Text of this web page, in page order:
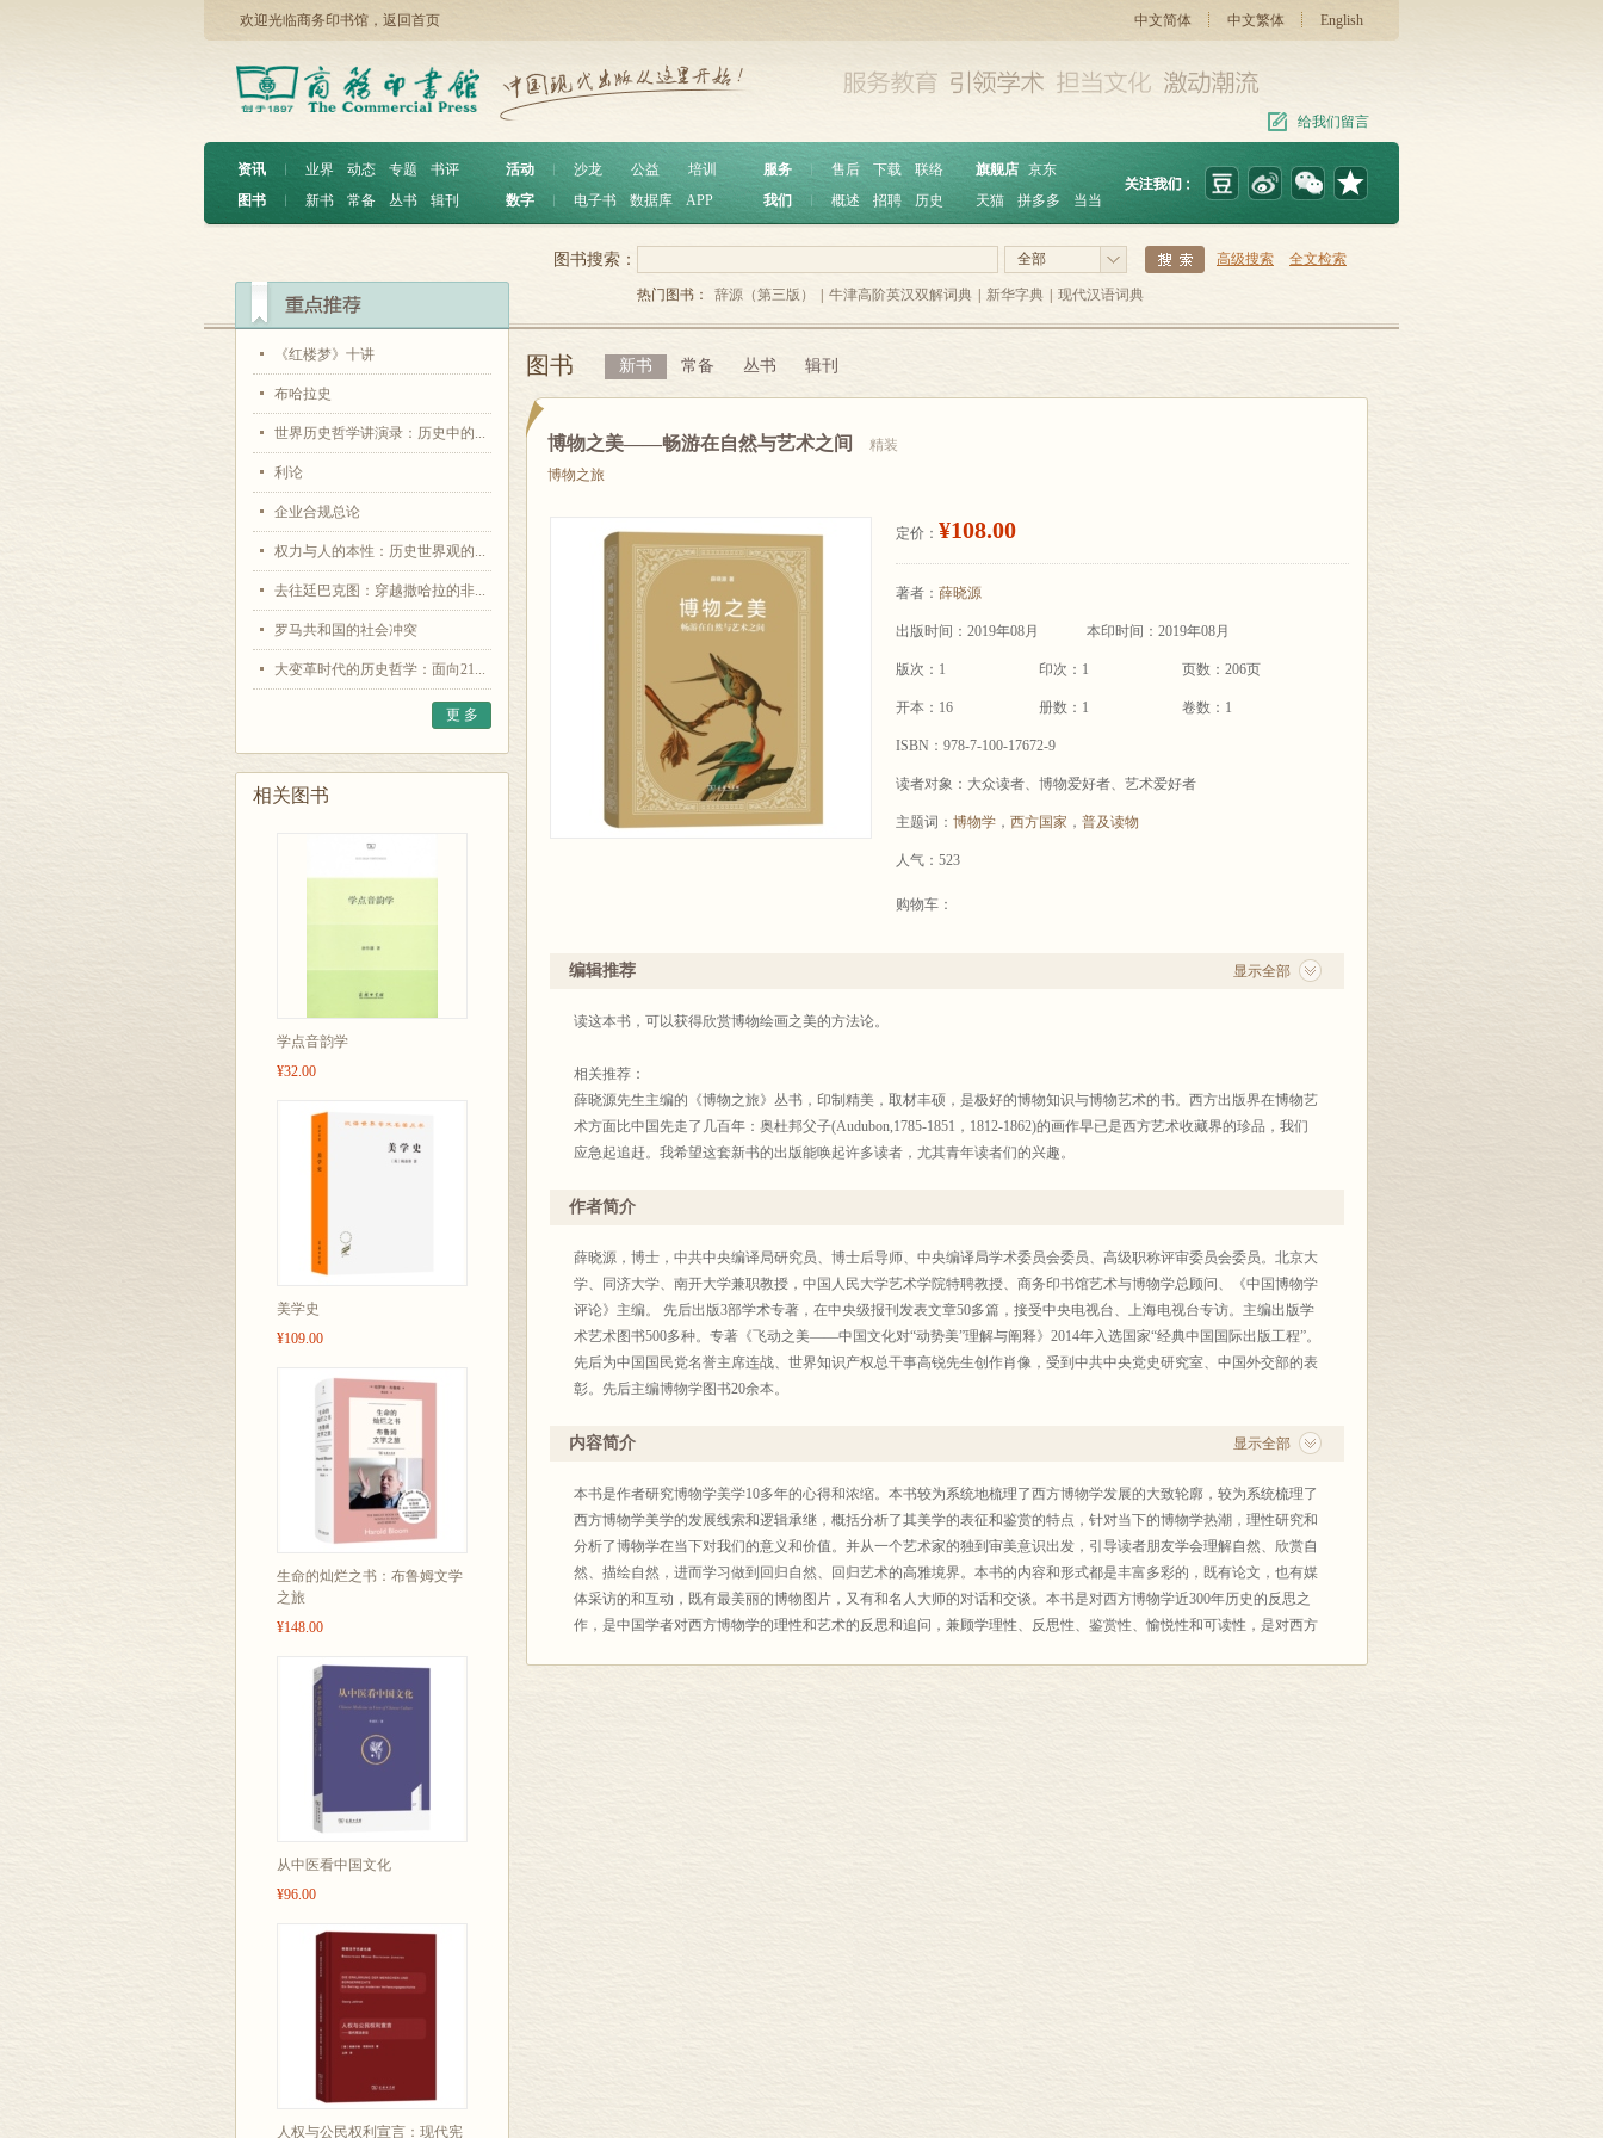
欢迎光临商务印书馆， 返回首页 中文简体 中文繁体 English
给我们留言
资讯 ︱ 业界 动态 专题
书评
图书
︱ 新书 常备 丛书 辑刊
活动 沙龙 公益
培训
数字
电子书 数据库 APP
服务 ︱ 售后 下载
联络
我们
概述 招聘 历史
旗舰店 京东
天猫
拼多多 当当
《红楼梦》十讲
布哈拉史
世界历史哲学讲演录：历史中的...
利论
企业合规总论
权力与人的本性：历史世界观的...
去往廷巴克图：穿越撒哈拉的非...
罗马共和国的社会冲突
大变革时代的历史哲学：面向21...
更 多
相关图书
学点音韵学
¥32.00
美学史
¥109.00
生命的灿烂之书：布鲁姆文学
之旅
¥148.00
从中医看中国文化
¥96.00
人权与公民权利宣言：现代宪
全部 高级搜索 全文检索
图书搜索：
热门图书： 辞源（第三版） 牛津高阶英汉双解词典 新华字典 现代汉语词典
图书 新书 常备 丛书 辑刊
博物之美——畅游在自然与艺术之间
精装
博物之旅
定价： ¥108.00
著者： 薛晓源
出版时间：2019年08月 本印时间：2019年08月
版次：1 印次：1 页数：206页
开本：16 册数：1 卷数：1
ISBN：978-7-100-17672-9
读者对象：大众读者、博物爱好者、艺术爱好者
主题词： 博物学 ， 西方国家 ， 普及读物
人气：523
购物车：
显示全部
编辑推荐
读这本书，可以获得欣赏博物绘画之美的方法论。
相关推荐：
薛晓源先生主编的《博物之旅》丛书，印制精美，取材丰硕，是极好的博物知识与博物艺术的书。西方出版界在博物艺
术方面比中国先走了几百年：奥杜邦父子(Audubon,1785-1851，1812-1862)的画作早已是西方艺术收藏界的珍品，我们
应急起追赶。我希望这套新书的出版能唤起许多读者，尤其青年读者们的兴趣。
鸟兽虫鱼是人类的朋友，亦是科学艺术灵感的源泉。
薛晓源教授新作《博物之美》以图文互动性为主导，兼顾阅读的趣味性，把科学启蒙、艺术欣赏、自然教育、趣味阅读
融为一体，真正实现科学与艺术、自然与人文的完美结合，让读者在诗意中感受自然之美。这是践行孔子所倡导“多识
于鸟兽草木之名”的典范，体现出薛晓源教授对现代文明下的人与自然和谐相处深深的社会责任感。
——上海辰山植物园执行园长 胡永红博士
博物学是什么？通晓众物之谓也。博物学除了能够带给人知识外，还可以带来艺术上的审美享受。三百多年来，西方博
物学家及博物画家用精湛的画技将自然界中的花鸟鱼虫呈现到纸上，如果只把这些画作简单地看作科学绘画，难免会忽
著作中，他将从一个艺术家的独到审美意识出发，来品评和领略西方博物著作中的美感。
作者简介
薛晓源，博士，中共中央编译局研究员、博士后导师、中央编译局学术委员会委员、高级职称评审委员会委员。北京大
学、同济大学、南开大学兼职教授，中国人民大学艺术学院特聘教授、商务印书馆艺术与博物学总顾问、《中国博物学
评论》主编。 先后出版3部学术专著，在中央级报刊发表文章50多篇，接受中央电视台、上海电视台专访。主编出版学
术艺术图书500多种。专著《飞动之美——中国文化对“动势美”理解与阐释》2014年入选国家“经典中国国际出版工程”。
先后为中国国民党名誉主席连战、世界知识产权总干事高锐先生创作肖像，受到中共中央党史研究室、中国外交部的表
彰。先后主编博物学图书20余本。
显示全部
内容简介
本书是作者研究博物学美学10多年的心得和浓缩。本书较为系统地梳理了西方博物学发展的大致轮廓，较为系统梳理了
西方博物学美学的发展线索和逻辑承继，概括分析了其美学的表征和鉴赏的特点，针对当下的博物学热潮，理性研究和
分析了博物学在当下对我们的意义和价值。并从一个艺术家的独到审美意识出发，引导读者朋友学会理解自然、欣赏自
然、描绘自然，进而学习做到回归自然、回归艺术的高雅境界。本书的内容和形式都是丰富多彩的，既有论文，也有媒
体采访的和互动，既有最美丽的博物图片，又有和名人大师的对话和交谈。本书是对西方博物学近300年历史的反思之
作，是中国学者对西方博物学的理性和艺术的反思和追问，兼顾学理性、反思性、鉴赏性、愉悦性和可读性，是对西方